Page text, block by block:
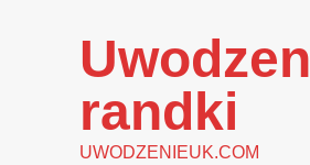
randki
UWODZENIEUK.COM